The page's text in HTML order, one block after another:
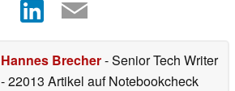
Hannes Brecher- Senior Tech Writer
- 22013 Artikel auf Notebookcheck